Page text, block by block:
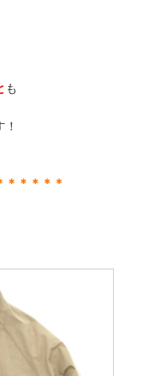
も
＊＊＊＊＊